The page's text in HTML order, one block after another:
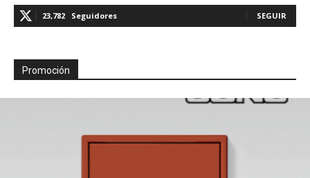
23,782 Seguidores SEGUIR
Promoción